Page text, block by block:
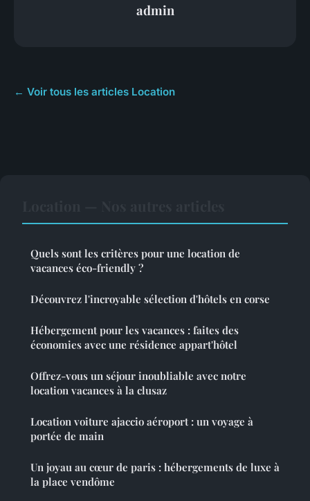
admin
← Voir tous les articles Location
Quels sont les critères pour une location de
vacances éco-friendly ?
Découvrez l'incroyable sélection d'hôtels en corse
Hébergement pour les vacances : faites des
économies avec une résidence appart'hôtel
Offrez-vous un séjour inoubliable avec notre
location vacances à la clusaz
Location voiture ajaccio aéroport : un voyage à
portée de main
Un joyau au cœur de paris : hébergements de luxe à
la place vendôme